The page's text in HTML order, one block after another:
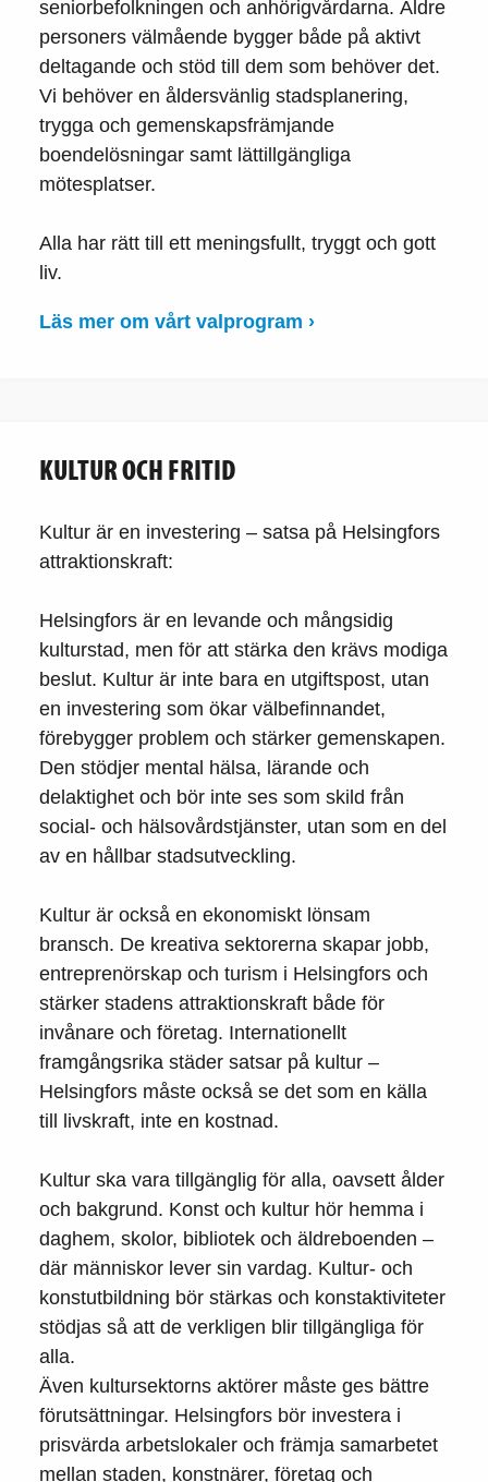
seniorbefolkningen och anhörigvårdarna. Äldre
personers välmående bygger både på aktivt
deltagande och stöd till dem som behöver det.
Vi behöver en åldersvänlig stadsplanering,
trygga och gemenskapsfrämjande
boendelösningar samt lättillgängliga
mötesplatser.
Alla har rätt till ett meningsfullt, tryggt och gott
liv.
Läs mer om vårt valprogram ›
KULTUR OCH FRITID
Kultur är en investering – satsa på Helsingfors
attraktionskraft:
Helsingfors är en levande och mångsidig
kulturstad, men för att stärka den krävs modiga
beslut. Kultur är inte bara en utgiftspost, utan
en investering som ökar välbefinnandet,
förebygger problem och stärker gemenskapen.
Den stödjer mental hälsa, lärande och
delaktighet och bör inte ses som skild från
social- och hälsovårdstjänster, utan som en del
av en hållbar stadsutveckling.
Kultur är också en ekonomiskt lönsam
bransch. De kreativa sektorerna skapar jobb,
entreprenörskap och turism i Helsingfors och
stärker stadens attraktionskraft både för
invånare och företag. Internationellt
framgångsrika städer satsar på kultur –
Helsingfors måste också se det som en källa
till livskraft, inte en kostnad.
Kultur ska vara tillgänglig för alla, oavsett ålder
och bakgrund. Konst och kultur hör hemma i
daghem, skolor, bibliotek och äldreboenden –
där människor lever sin vardag. Kultur- och
konstutbildning bör stärkas och konstaktiviteter
stödjas så att de verkligen blir tillgängliga för
alla.
Även kultursektorns aktörer måste ges bättre
förutsättningar. Helsingfors bör investera i
prisvärda arbetslokaler och främja samarbetet
mellan staden, konstnärer, företag och